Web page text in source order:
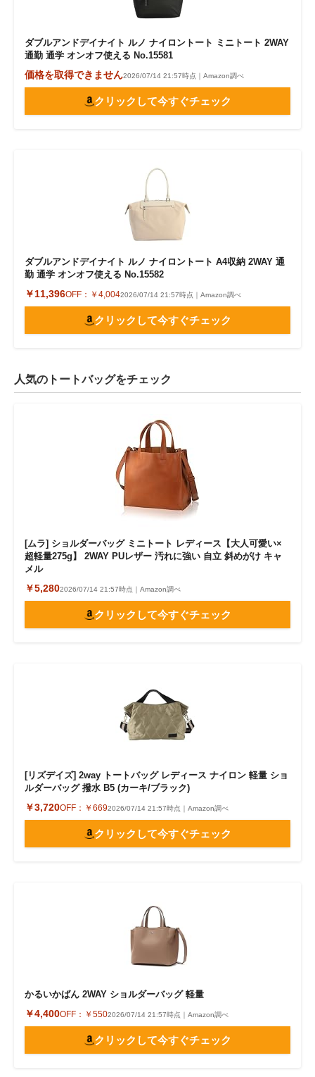
ダブルアンドデイナイト ルノ ナイロントート ミニトート 2WAY
通勤 通学 オンオフ使える No.15581
価格を取得できません2026/07/14 21:57時点｜Amazon調べ
クリックして今すぐチェック
ダブルアンドデイナイト ルノ ナイロントート A4収納 2WAY 通
勤 通学 オンオフ使える No.15582
￥11,396OFF： ￥4,0042026/07/14 21:57時点｜Amazon調べ
クリックして今すぐチェック
人気のトートバッグをチェック
[ムラ] ショルダーバッグ ミニトート レディース【大人可愛い×
超軽量275g】 2WAY PUレザー 汚れに強い 自立 斜めがけ キャ
メル
￥5,2802026/07/14 21:57時点｜Amazon調べ
クリックして今すぐチェック
[リズデイズ] 2way トートバッグ レディース ナイロン 軽量 ショ
ルダーバッグ 撥水 B5 (カーキ/ブラック)
￥3,720OFF： ￥6692026/07/14 21:57時点｜Amazon調べ
クリックして今すぐチェック
かるいかばん 2WAY ショルダーバッグ 軽量
￥4,400OFF： ￥5502026/07/14 21:57時点｜Amazon調べ
クリックして今すぐチェック